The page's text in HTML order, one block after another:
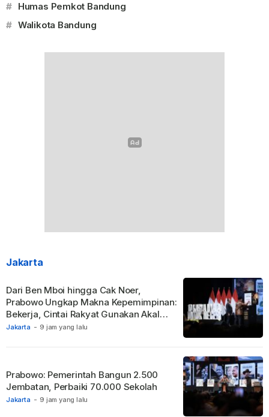
# Humas Pemkot Bandung
# Walikota Bandung
Jakarta
Jakarta - 9 jam yang lalu
Dari Ben Mboi hingga Cak Noer,
Prabowo Ungkap Makna Kepemimpinan:
Bekerja, Cintai Rakyat Gunakan Akal
Sehat.
Jakarta - 9 jam yang lalu
Prabowo: Pemerintah Bangun 2.500
Jembatan, Perbaiki 70.000 Sekolah